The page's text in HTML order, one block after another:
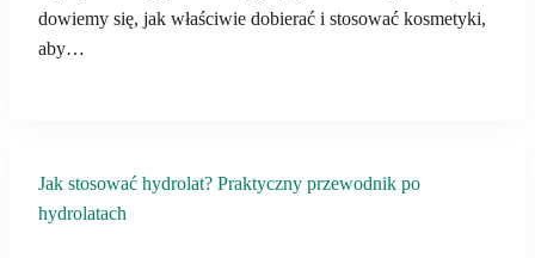
dowiemy się, jak właściwie dobierać i stosować kosmetyki,
aby…
Jak stosować hydrolat? Praktyczny przewodnik po
hydrolatach